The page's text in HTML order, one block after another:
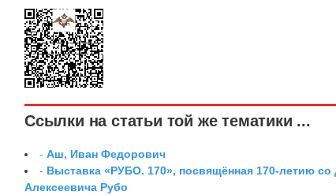
Ссылки на статьи той же тематики ...
-Аш, Иван Федорович
- Выставка «РУБО. 170», посвящённая 170-летию
Алексеевича Рубо